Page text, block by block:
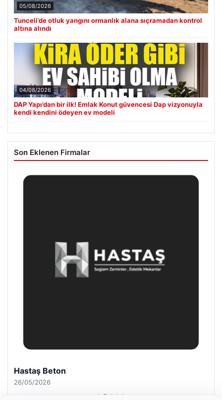
05/08/2026
Tunceli’de otluk yangını ormanlık alana sıçramadan kontrol
altına alındı
04/08/2026
DAP Yapı’dan bir ilk! Emlak Konut güvencesi Dap vizyonuyla
kendi kendini ödeyen ev modeli
Son Eklenen Firmalar
Hastaş Beton
26/05/2026